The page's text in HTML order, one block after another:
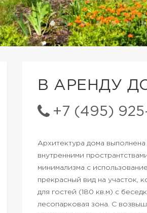
В АРЕНДУ
+7 (495)
Архитектура дома
внутренними
минимализма с
прекрасный вид на участок,
для гостей (180 кв.м) с
лесопарковая зона. С